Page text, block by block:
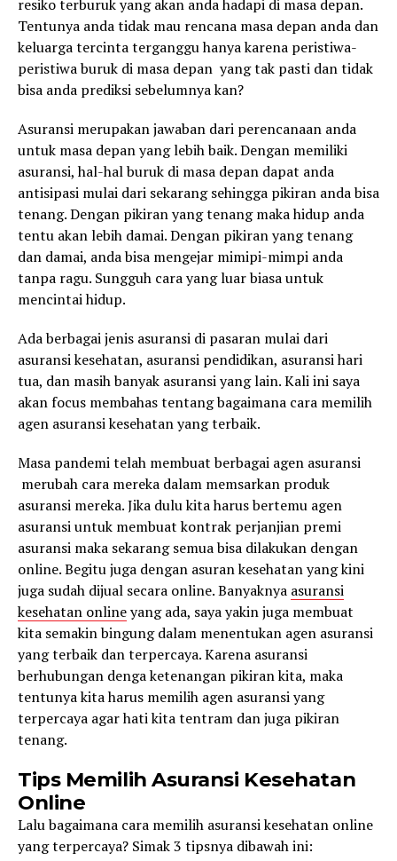
resiko terburuk yang akan anda hadapi di masa depan.
Tentunya anda tidak mau rencana masa depan anda dan
keluarga tercinta terganggu hanya karena peristiwa-
peristiwa buruk di masa depan yang tak pasti dan tidak
bisa anda prediksi sebelumnya kan?
Asuransi merupakan jawaban dari perencanaan anda
untuk masa depan yang lebih baik. Dengan memiliki
asuransi, hal-hal buruk di masa depan dapat anda
antisipasi mulai dari sekarang sehingga pikiran anda bisa
tenang. Dengan pikiran yang tenang maka hidup anda
tentu akan lebih damai. Dengan pikiran yang tenang
dan damai, anda bisa mengejar mimipi-mimpi anda
tanpa ragu. Sungguh cara yang luar biasa untuk
mencintai hidup.
Ada berbagai jenis asuransi di pasaran mulai dari
asuransi kesehatan, asuransi pendidikan, asuransi hari
tua, dan masih banyak asuransi yang lain. Kali ini saya
akan focus membahas tentang bagaimana cara memilih
agen asuransi kesehatan yang terbaik.
Masa pandemi telah membuat berbagai agen asuransi
merubah cara mereka dalam memsarkan produk
asuransi mereka. Jika dulu kita harus bertemu agen
asuransi untuk membuat kontrak perjanjian premi
asuransi maka sekarang semua bisa dilakukan dengan
online. Begitu juga dengan asuran kesehatan yang kini
juga sudah dijual secara online. Banyaknya asuransi
kesehatan onlineyang ada, saya yakin juga membuat
kita semakin bingung dalam menentukan agen asuransi
yang terbaik dan terpercaya. Karena asuransi
berhubungan denga ketenangan pikiran kita, maka
tentunya kita harus memilih agen asuransi yang
terpercaya agar hati kita tentram dan juga pikiran
tenang.
Tips Memilih Asuransi Kesehatan
Online
Lalu bagaimana cara memilih asuransi kesehatan online
yang terpercaya? Simak 3 tipsnya dibawah ini: